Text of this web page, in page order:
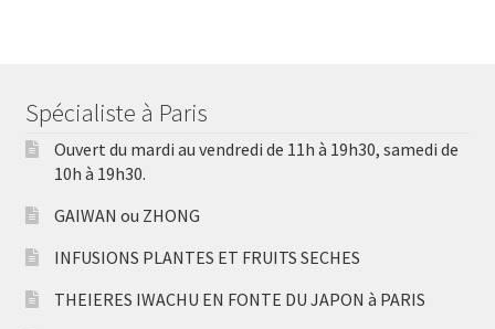
Spécialiste à Paris
Ouvert du mardi au vendredi de 11h à 19h30, samedi de
10h à 19h30.
GAIWAN ou ZHONG
INFUSIONS PLANTES ET FRUITS SECHES
THEIERES IWACHU EN FONTE DU JAPON à PARIS